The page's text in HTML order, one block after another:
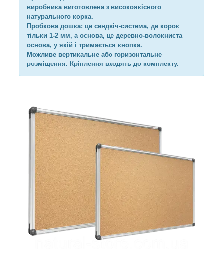
виробника виготовлена з високоякісного
натурального корка.
Пробкова дошка: це сендвіч-система, де корок
тільки 1-2 мм, а основа, це деревно-волокниста
основа, у якій і тримається кнопка.
Можливе вертикальне або горизонтальне
розміщення. Кріплення входять до комплекту.